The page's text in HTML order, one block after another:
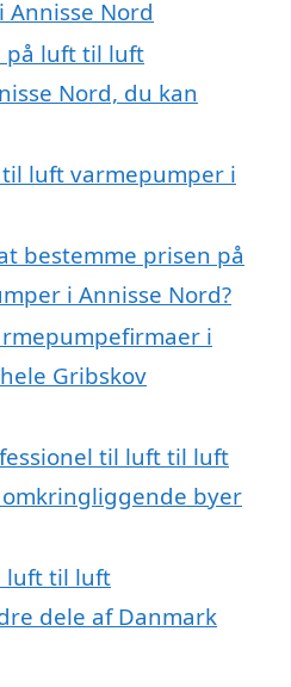
Nord
på luft til luft
Nord, du kan
luft varmepumper i
bestemme prisen på
i Annisse Nord?
i
Gribskov
til luft til luft
byer
luft til luft
dele af Danmark